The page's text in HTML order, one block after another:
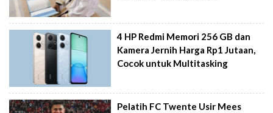
4 HP Redmi Memori 256 GB dan
Kamera Jernih Harga Rp1 Jutaan,
Cocok untuk Multitasking
Pelatih FC Twente Usir Mees